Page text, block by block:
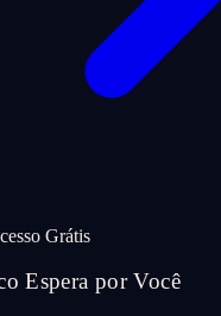
Grátis
Espera por Você